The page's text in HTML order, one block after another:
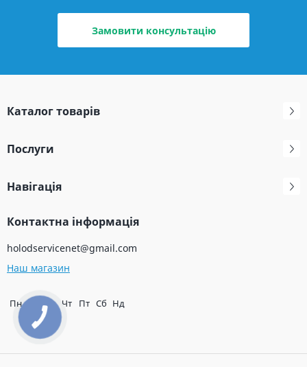
Замовити консультацію
Каталог товарів
Послуги
Навігація
Контактна інформація
holodservicenet@gmail.com
Наш магазин
Пн Вт Ср Чт Пт Сб Нд